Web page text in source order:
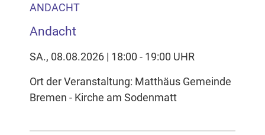
ANDACHT
Andacht
SA., 08.08.2026 | 18:00 - 19:00 UHR
Ort der Veranstaltung: Matthäus Gemeinde
Bremen - Kirche am Sodenmatt